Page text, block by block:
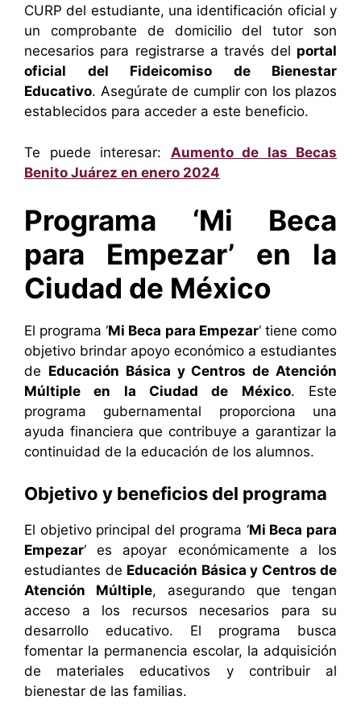
CURP del estudiante, una identificación oficial y
un comprobante de domicilio del tutor son
necesarios para registrarse a través del portal
oficial del Fideicomiso de Bienestar
Educativo. Asegúrate de cumplir con los plazos
establecidos para acceder a este beneficio.
Te puede interesar: Aumento de las Becas
Benito Juárez en enero 2024
Programa ‘Mi Beca
para Empezar’ en la
Ciudad de México
El programa ‘Mi Beca para Empezar‘ tiene como
objetivo brindar apoyo económico a estudiantes
de Educación Básica y Centros de Atención
Múltiple en la Ciudad de México. Este
programa gubernamental proporciona una
ayuda financiera que contribuye a garantizar la
continuidad de la educación de los alumnos.
Objetivo y beneficios del programa
El objetivo principal del programa ‘Mi Beca para
Empezar‘ es apoyar económicamente a los
estudiantes de Educación Básica y Centros de
Atención Múltiple, asegurando que tengan
acceso a los recursos necesarios para su
desarrollo educativo. El programa busca
fomentar la permanencia escolar, la adquisición
de materiales educativos y contribuir al
bienestar de las familias.